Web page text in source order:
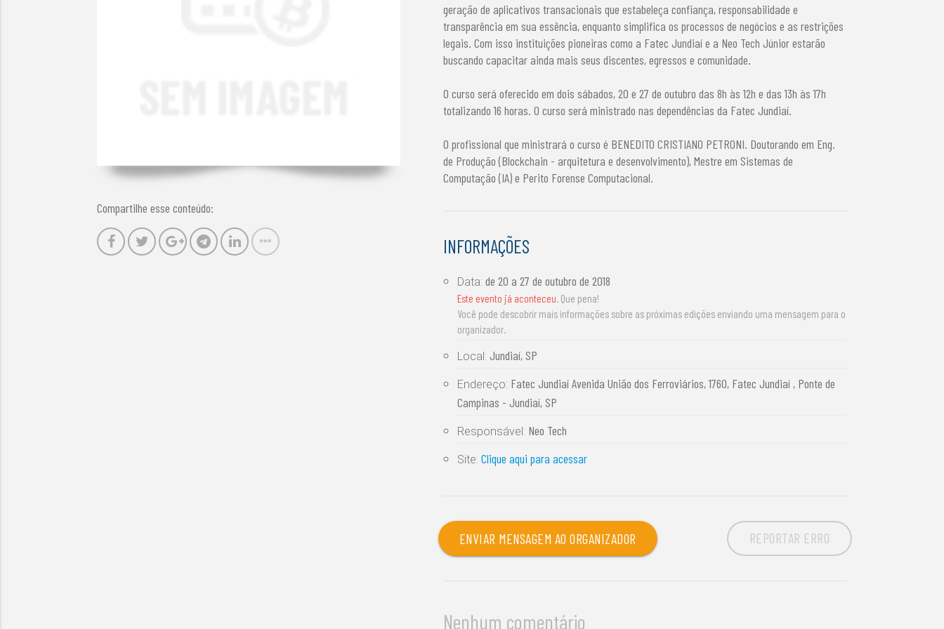
Compartilhe esse conteúdo:
geração de aplicativos transacionais que estabeleça confiança, responsabilidade e
transparência em sua essência, enquanto simplifica os processos de negócios e as restrições
legais. Com isso instituições pioneiras como a Fatec Jundiaí e a Neo Tech Júnior estarão
buscando capacitar ainda mais seus discentes, egressos e comunidade.
O curso será oferecido em dois sábados, 20 e 27 de outubro das 8h às 12h e das 13h às 17h
totalizando 16 horas. O curso será ministrado nas dependências da Fatec Jundiaí.
O profissional que ministrará o curso é BENEDITO CRISTIANO PETRONI. Doutorando em Eng.
de Produção (Blockchain - arquitetura e desenvolvimento), Mestre em Sistemas de
Computação (IA) e Perito Forense Computacional.
INFORMAÇÕES
Data:de 20 a 27 de outubro de 2018
Este evento já aconteceu. Que pena!
Você pode descobrir mais informações sobre as próximas edições enviando uma mensagem para o
organizador.
Local:Jundiaí, SP
Endereço: Fatec Jundiaí Avenida União dos Ferroviários, 1760, Fatec Jundiaí , Ponte de
Campinas - Jundiaí, SP
Responsável: Neo Tech
Site:Clique aqui para acessar
ENVIAR MENSAGEM AO ORGANIZADOR REPORTAR ERRO
Nenhum comentário